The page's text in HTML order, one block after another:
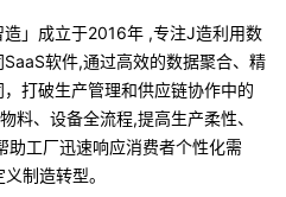
」成立于2016年 ,专注J造利用数
SaaS软件,通过高效的数据聚合、精
打破生产管理和供应链协作中的
料、设备全流程,提高生产柔性、
助工厂迅速响应消费者个性化需
制造转型。